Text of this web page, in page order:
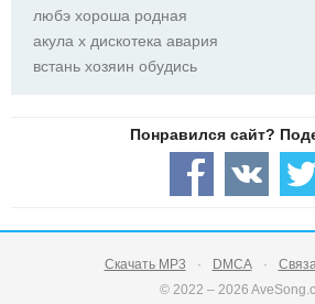
любэ хороша родная
акула х дискотека авария
встань хозяин обудись
Скачать MP3 DMCA
© 2022 – 2026